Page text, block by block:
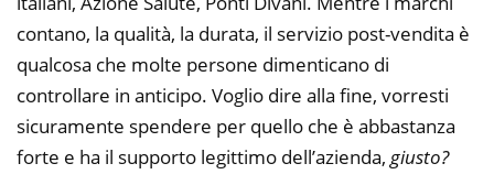
contano, la qualità, la durata, il servizio post-vendita è
qualcosa che molte persone dimenticano di
controllare in anticipo. Voglio dire alla fine, vorresti
sicuramente spendere per quello che è abbastanza
forte e ha il supporto legittimo dell’azienda, giusto?